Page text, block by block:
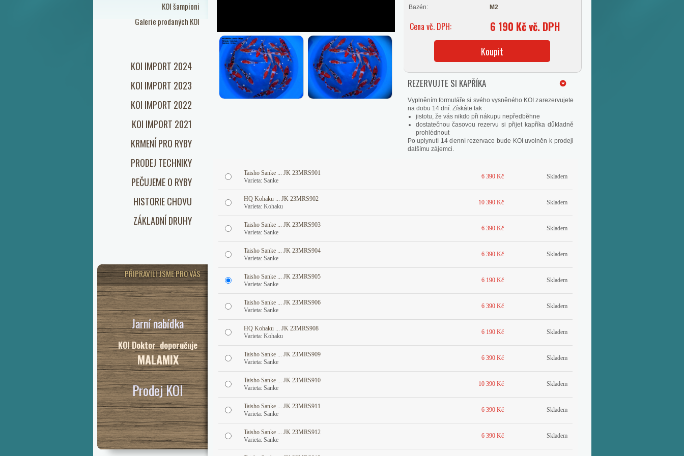
KOI šampioni
Galerie prodaných KOI
KOI IMPORT 2024
KOI IMPORT 2023
KOI IMPORT 2022
KOI IMPORT 2021
KRMENÍ PRO RYBY
PRODEJ TECHNIKY
PEČUJEME O RYBY
HISTORIE CHOVU
ZÁKLADNÍ DRUHY
PŘIPRAVILI JSME PRO VÁS
Jarní nabídka
KOI Doktor doporučuje
MALAMIX
Prodej KOI
Bazén:
M2
Cena vč. DPH: 6 190 Kč vč. DPH
Koupit
REZERVUJTE SI KAPŘÍKA
Vyplněním formuláře si svého vysněného KOI zarezervujete
na dobu 14 dní. Získáte tak :
jistotu, že vás nikdo při nákupu nepředběhne
dostatečnou časovou rezervu si přijet kapříka důkladně
prohlédnout
Po uplynutí 14 denní rezervace bude KOI uvolněn k prodeji
dalšímu zájemci.
Taisho Sanke ... JK 23MRS901
Varieta: Sanke
6 390 Kč Skladem
HQ Kohaku ... JK 23MRS902
Varieta: Kohaku
10 390 Kč Skladem
Taisho Sanke ... JK 23MRS903
Varieta: Sanke
6 390 Kč Skladem
Taisho Sanke ... JK 23MRS904
Varieta: Sanke
6 390 Kč Skladem
Taisho Sanke ... JK 23MRS905
Varieta: Sanke
6 190 Kč Skladem
Taisho Sanke ... JK 23MRS906
Varieta: Sanke
6 390 Kč Skladem
HQ Kohaku ... JK 23MRS908
Varieta: Kohaku
6 190 Kč Skladem
Taisho Sanke ... JK 23MRS909
Varieta: Sanke
6 390 Kč Skladem
Taisho Sanke ... JK 23MRS910
Varieta: Sanke
10 390 Kč Skladem
Taisho Sanke ... JK 23MRS911
Varieta: Sanke
6 390 Kč Skladem
Taisho Sanke ... JK 23MRS912
Varieta: Sanke
6 390 Kč Skladem